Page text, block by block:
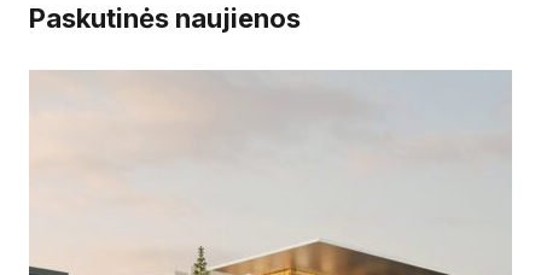
Paskutinės naujienos